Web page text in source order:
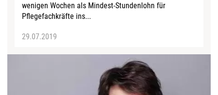
wenigen Wochen als Mindest-Stundenlohn für
Pflegefachkräfte ins...
29.07.2019